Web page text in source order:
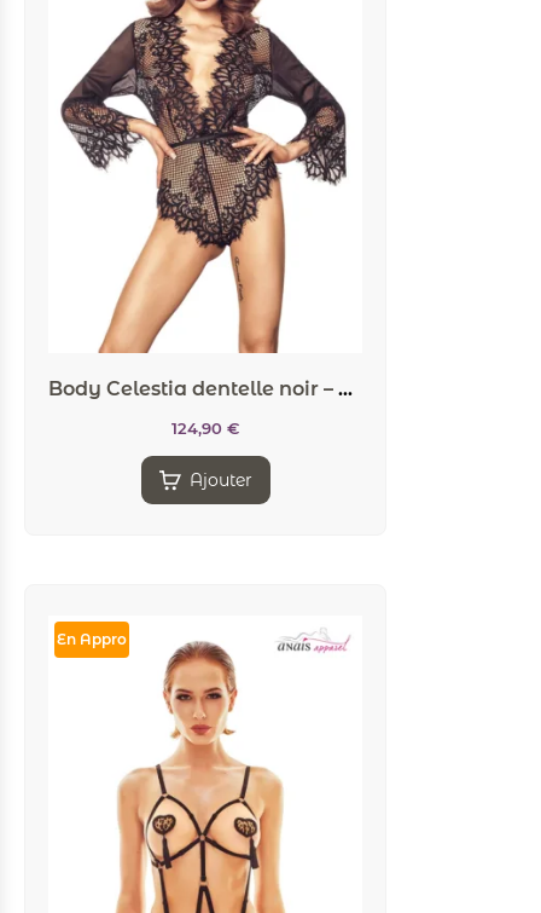
Body Celestia dentelle noir – Anaïs
124,90 €
Ajouter
En Appro